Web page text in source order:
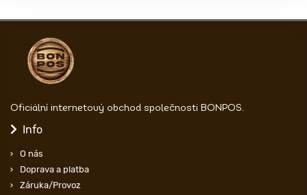
Oficiální internetový obchod společnosti BONPOS.
Info
O nás
Doprava a platba
Záruka/Provoz